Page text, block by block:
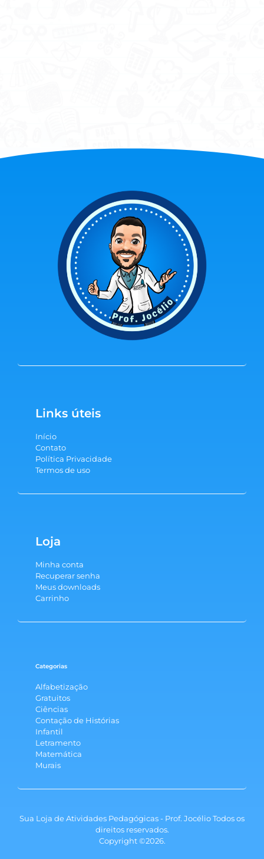
Links úteis
Início
Contato
Política Privacidade
Termos de uso
Loja
Minha conta
Recuperar senha
Meus downloads
Carrinho
Categorias
Alfabetização
Gratuitos
Ciências
Contação de Histórias
Infantil
Letramento
Matemática
Murais
Sua Loja de Atividades Pedagógicas - Prof. Jocélio Todos os
direitos reservados.
Copyright ©2026.